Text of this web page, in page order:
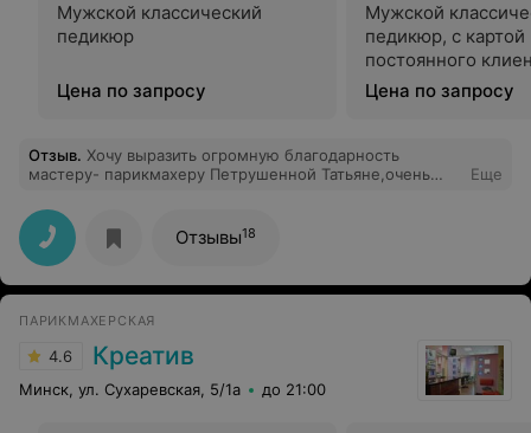
Мужской классический
педикюр
Цена по запросу
Мужской
педикюр, с картой
постоянного
Цена по запросу
Отзыв. Хочу выразить огромную благодарность
мастеру- парикмахеру Петрушенной Татьяне,очень
выражаю свою благодарность мастеру по педикюру
Григорьевой Марине,знает толк в своей
работе.Побольше таких мастеров.Всем буду
рекомендовать их,и эту парикмахерскую) Осталась
очень довольна)
Еще
Отзывы18
ПАРИКМАХЕРСКАЯ
4.6 Креатив
Минск, ул. Сухаревская, 5/1а до 21:00